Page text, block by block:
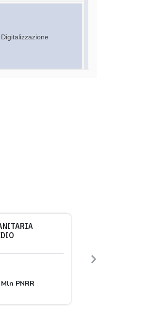
Digitalizzazione
PNRR
Next